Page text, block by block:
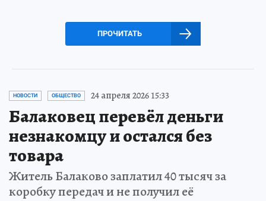
ПРОЧИТАТЬ
НОВОСТИ ОБЩЕСТВО 24 апреля 2026 15:33
Балаковец перевёл деньги
незнакомцу и остался без
товара
Житель Балаково заплатил 40 тысяч за
коробку передач и не получил её